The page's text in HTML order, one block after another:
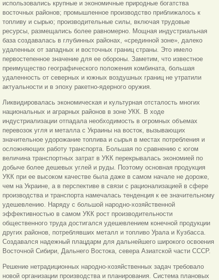
использовались крупные и экономичные природные богатства
восточных районов; промышленное производство приближалось к
топливу и сырью; производительные силы, включая трудовые
ресурсы, размещались более равномерно. Мощная индустриальная
база создавалась в глубинных районах, «срединной зоне», далеко
удаленных от западных и восточных границ страны. Это имело
первостепенное значение для ее обороны. Заметим, что известное
преимущество географического положения комбината, большая
удаленность от северных и южных воздушных границ не утратили
актуальности и в эпоху ракетно-ядерного оружия.
Ликвидировалась экономическая и культурная отсталость многих
национальных и аграрных районов в зоне УКК. В ходе
индустриализации отпадала необходимость в огромных объемах
перевозок угля и металла с Украины на восток, вызывающих
значительное удорожание топлива и сырья в местах потребления и
осложняющих работу транспорта. Большая по сравнению с югом
величина транспортных затрат в УКК перекрывалась экономией по
добыче более дешевых углей и руды. Поэтому основная продукция
УКК при ее высоком качестве была даже в самом начале не дороже,
чем на Украине, а в перспективе в связи с рационализацией в сфере
производства и транспорта намечалась тенденция к ее значительному
удешевлению. Наряду с большой народно-хозяйственной
эффективностью в самом УКК рост производительности
общественного труда достигался удешевлением конечной продукции
других районов, потреблявших металл и топливо Урала и Кузбасса.
Создавался надежный плацдарм для дальнейшего широкого освоения
Восточной Сибири, Дальнего Востока, севера Азиатской части СССР.
Решение нетрадиционных народно-хозяйственных задач требовало
новой организации производства и планирования. Система плановых